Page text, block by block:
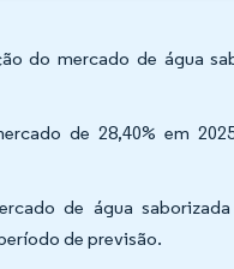
do mercado de água
de 28,40% em
de água
de previsão.